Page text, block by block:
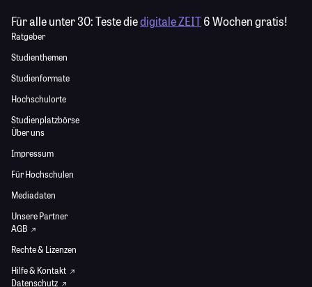
Für alle unter 30:Teste diedigitale ZEIT6 Wochen gratis!
Ratgeber
Studienthemen
Studienformate
Hochschulorte
Studienplatzbörse
Über uns
Impressum
Für Hochschulen
Mediadaten
Unsere Partner
AGB
Rechte & Lizenzen
Hilfe & Kontakt
Datenschutz